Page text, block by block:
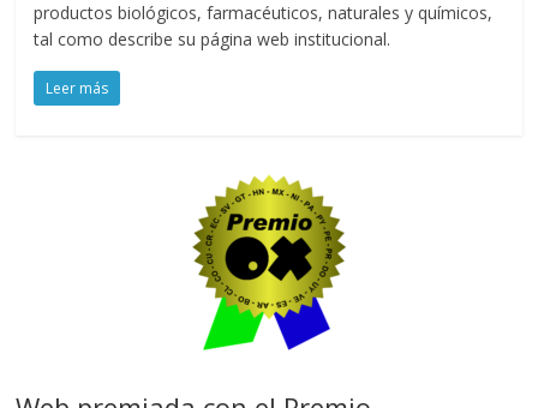
productos biológicos, farmacéuticos, naturales y químicos,
tal como describe su página web institucional.
Leer más